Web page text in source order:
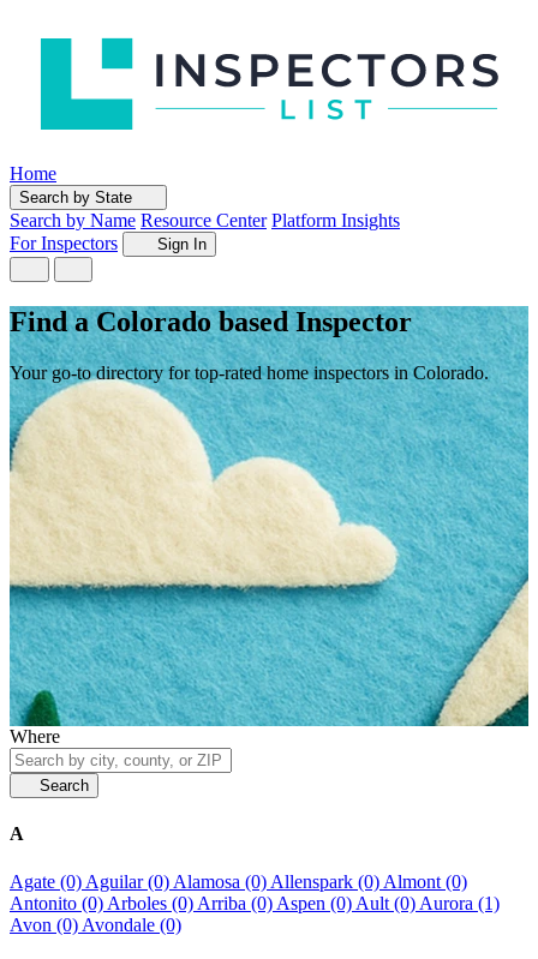
Home
Search by State
Search by Name Resource Center Platform Insights
For Inspectors
Sign In
Find a Colorado based Inspector
Your go-to directory for top-rated home inspectors in Colorado.
Where
Search
A
Agate (0) Aguilar (0) Alamosa (0) Allenspark (0) Almont (0)
Antonito (0) Arboles (0) Arriba (0) Aspen (0) Ault (0) Aurora (1)
Avon (0) Avondale (0)